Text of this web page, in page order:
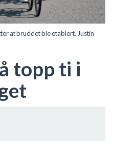
at bruddet ble etablert. Justin
topp ti i